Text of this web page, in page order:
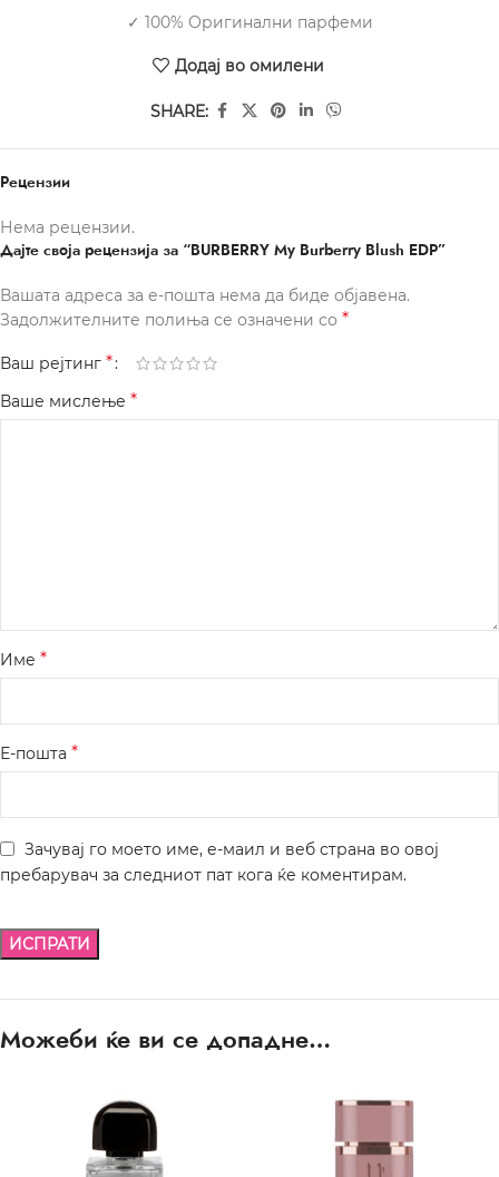
✓ 100% Оригинални парфеми
Додај во омилени
SHARE:
Рецензии
Нема рецензии.
Дајте своја рецензија за “BURBERRY My Burberry Blush EDP”
Вашата адреса за е-пошта нема да биде објавена.
Задолжителните полиња се означени со *
Ваш рејтинг *
Ваше мислење *
Име *
Е-пошта *
Зачувај го моето име, е-маил и веб страна во овој
пребарувач за следниот пат кога ќе коментирам.
Можеби ќе ви се допадне…